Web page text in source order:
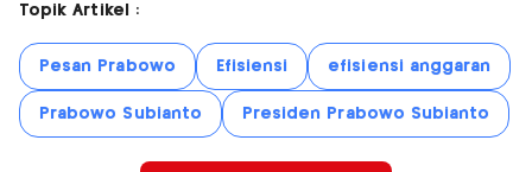
Topik Artikel :
Pesan Prabowo Efisiensi efisiensi anggaran
Prabowo Subianto Presiden Prabowo Subianto